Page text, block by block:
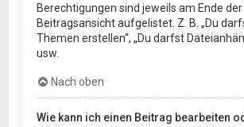
Berechtigungen sind jeweils am Ende
Beitragsansicht aufgelistet. Z. B. „Du
Themen erstellen“, „Du darfst
usw.
Nach oben
Wie kann ich einen Beitrag bearbeiten